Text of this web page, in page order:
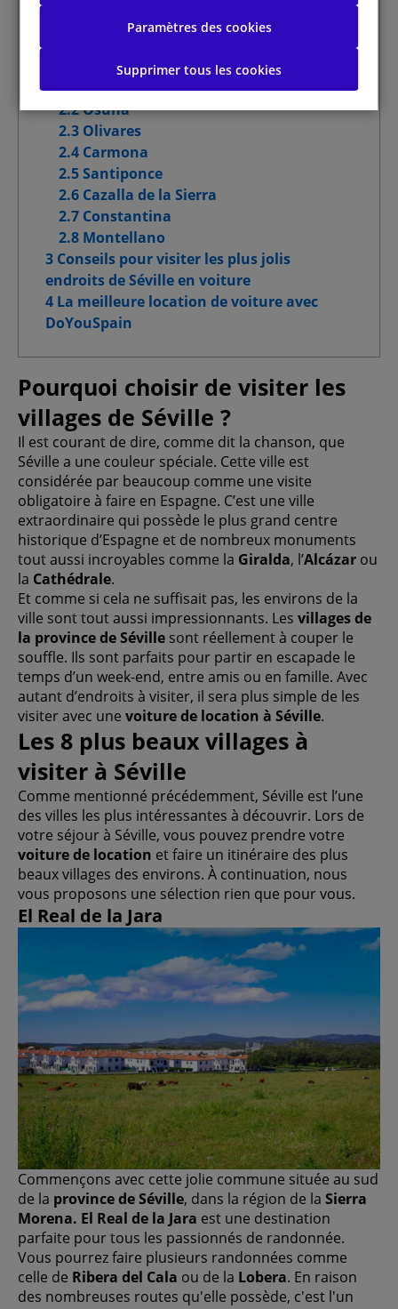
1 Pourquoi choisir de visiter les villages de
2 Les 8 plus beaux villages à visiter à Séville
2.1 El Real de la Jara
2.2 Osuna
2.3 Olivares
2.4 Carmona
2.5 Santiponce
2.6 Cazalla de la Sierra
2.7 Constantina
2.8 Montellano
3 Conseils pour visiter les plus jolis
endroits de Séville en voiture
4 La meilleure location de voiture avec
DoYouSpain
Pourquoi choisir de visiter les
villages de Séville ?
Il est courant de dire, comme dit la chanson, que
Séville a une couleur spéciale. Cette ville est
considérée par beaucoup comme une visite
obligatoire à faire en Espagne. C’est une ville
extraordinaire qui possède le plus grand centre
historique d’Espagne et de nombreux monuments
tout aussi incroyables comme la Giralda, l’Alcázar ou
la Cathédrale.
Et comme si cela ne suffisait pas, les environs de la
ville sont tout aussi impressionnants. Les villages de
la province de Séville sont réellement à couper le
souffle. Ils sont parfaits pour partir en escapade le
temps d’un week-end, entre amis ou en famille. Avec
autant d’endroits à visiter, il sera plus simple de les
visiter avec une voiture de location à Séville.
Les 8 plus beaux villages à
visiter à Séville
Comme mentionné précédemment, Séville est l’une
des villes les plus intéressantes à découvrir. Lors de
votre séjour à Séville, vous pouvez prendre votre
voiture de location et faire un itinéraire des plus
beaux villages des environs. À continuation, nous
vous proposons une sélection rien que pour vous.
El Real de la Jara
Commençons avec cette jolie commune située au sud
de la province de Séville, dans la région de la Sierra
Morena. El Real de la Jara est une destination
parfaite pour tous les passionnés de randonnée.
Vous pourrez faire plusieurs randonnées comme
celle de Ribera del Cala ou de la Lobera. En raison
des nombreuses routes qu'elle possède, c'est l'un
Paramètres des cookies
Supprimer tous les cookies
Gérer les préférences de consentement
Cookies strictement nécessaires Toujours actif
Cookies de performance
Cookies de fonctionnalité
Cookies pour une publicité ciblée
Cookies publicitaires avancés
Tout autoriser